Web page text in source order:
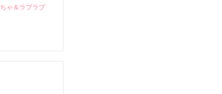
ゃ＆ラブラブ
閥御曹司に
影恭司その